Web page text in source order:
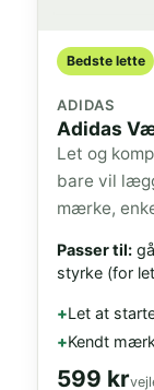
Bedste lette
ADIDAS
Adidas
Let og
bare vil
mærke,
Passer til:
styrke (for
Let at
Kendt
599 kr